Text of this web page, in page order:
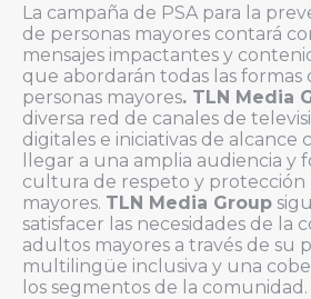
La campaña de PSA para la
de personas mayores contará
mensajes impactantes y
que abordarán todas las formas
personas mayores. TLN Media
diversa red de canales de
digitales e iniciativas de alcance
llegar a una amplia audiencia y
cultura de respeto y protección
mayores. TLN Media Group
satisfacer las necesidades de la
adultos mayores a través de su
multilingüe inclusiva y una
los segmentos de la comunidad.